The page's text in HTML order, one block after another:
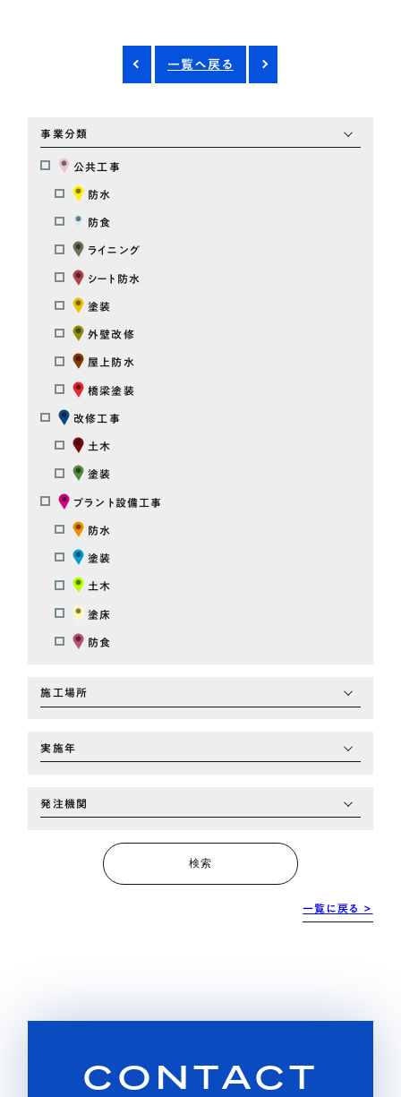
一覧へ戻る
事業分類
公共工事
防水
防食
ライニング
シート防水
塗装
外壁改修
屋上防水
橋梁塗装
改修工事
土木
塗装
プラント設備工事
防水
塗装
土木
塗床
防食
施工場所
実施年
発注機関
検索
一覧に戻る >
CONTACT